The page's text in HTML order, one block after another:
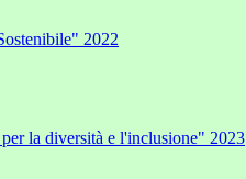
2022
la diversità e l'inclusione" 2023